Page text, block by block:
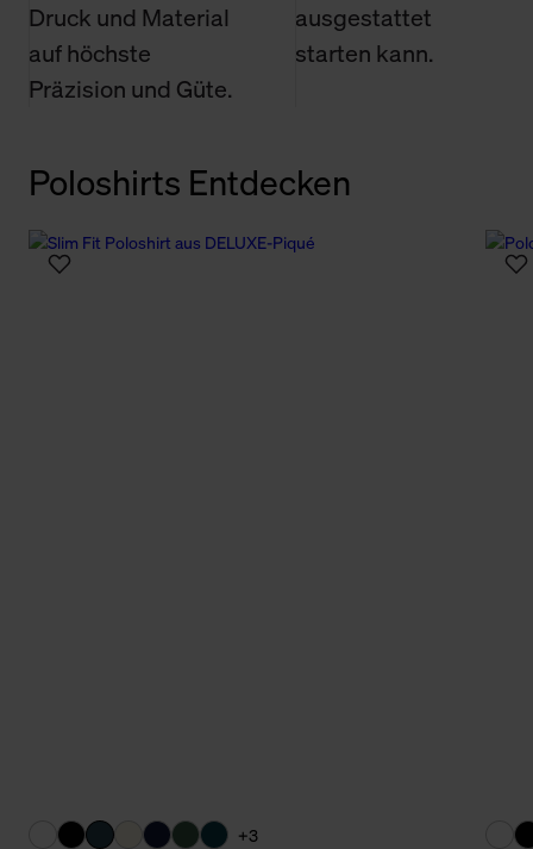
Druck und Material
auf höchste
Präzision und Güte.
ausgestattet
starten kann.
Poloshirts Entdecken
+3